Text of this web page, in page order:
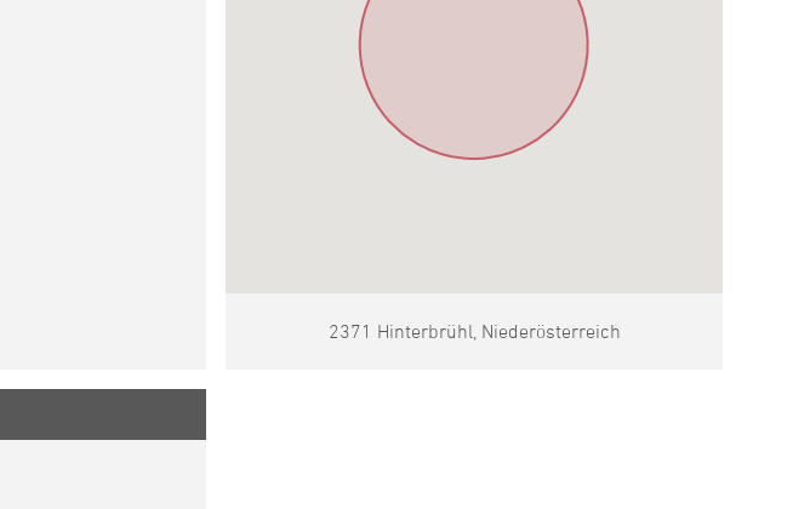
2371 Hinterbrühl, Niederösterreich